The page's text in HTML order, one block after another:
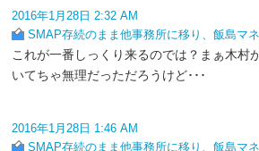
2016年1月28日 2:32 AM
SMAP存続のまま他事務所に移り、飯島マ
これが一番しっくり来るのでは？まぁ木村
いてちゃ無理だっただろうけど･･･
2016年1月28日 1:46 AM
SMAP存続のまま他事務所に移り、飯島マ